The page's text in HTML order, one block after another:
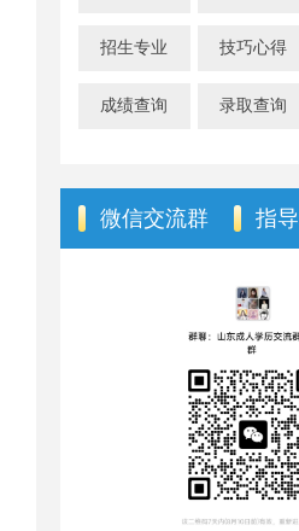
招生专业 技巧心得
成绩查询 录取查询
微信交流群 指